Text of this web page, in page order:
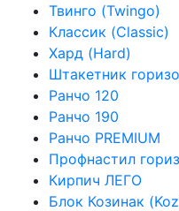
Твинго (Twingo)
Классик (Classic)
Хард (Hard)
Штакетник
Ранчо 120
Ранчо 190
Ранчо PREMIUM
Профнастил
Кирпич ЛЕГО
Блок Козинак